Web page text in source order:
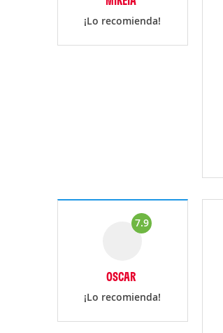
¡Lo recomienda!
7.9
OSCAR
¡Lo recomienda!